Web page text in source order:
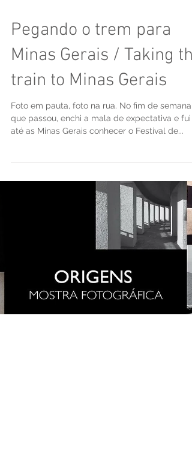
Pegando o trem para
Minas Gerais / Taking the
train to Minas Gerais
Foto em pauta, foto na rua. No fim de semana
que passou, enchi a mala de expectativa e fui
até as Minas Gerais conhecer o Festival de...